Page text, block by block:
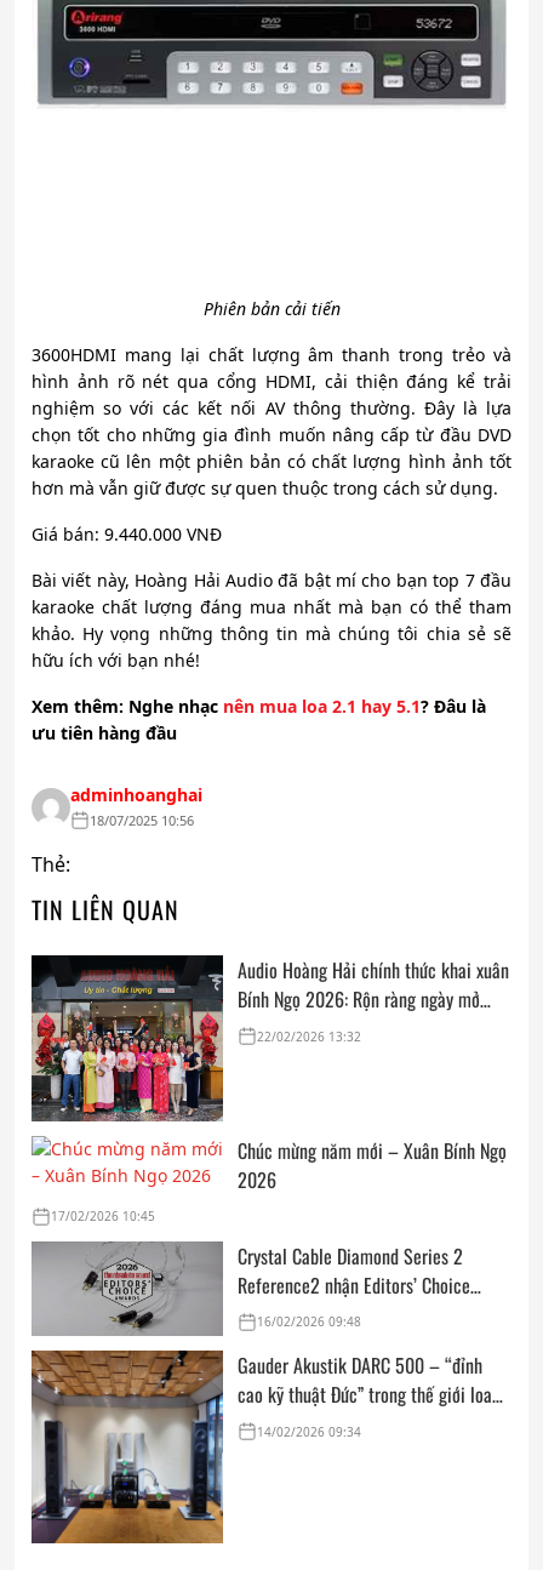
Phiên bản cải tiến
3600HDMI mang lại chất lượng âm thanh trong trẻo và
hình ảnh rõ nét qua cổng HDMI, cải thiện đáng kể trải
nghiệm so với các kết nối AV thông thường. Đây là lựa
chọn tốt cho những gia đình muốn nâng cấp từ đầu DVD
karaoke cũ lên một phiên bản có chất lượng hình ảnh tốt
hơn mà vẫn giữ được sự quen thuộc trong cách sử dụng.
Giá bán: 9.440.000 VNĐ
Bài viết này, Hoàng Hải Audio đã bật mí cho bạn top 7 đầu
karaoke chất lượng đáng mua nhất mà bạn có thể tham
khảo. Hy vọng những thông tin mà chúng tôi chia sẻ sẽ
hữu ích với bạn nhé!
Xem thêm: Nghe nhạc nên mua loa 2.1 hay 5.1? Đâu là
ưu tiên hàng đầu
adminhoanghai
18/07/2025 10:56
Thẻ:
TIN LIÊN QUAN
Audio Hoàng Hải chính thức khai xuân
Bính Ngọ 2026: Rộn ràng ngày mở
cửa, trọn vẹn lời chúc đầu năm
22/02/2026 13:32
Chúc mừng năm mới – Xuân Bính Ngọ
2026
17/02/2026 10:45
Crystal Cable Diamond Series 2
Reference2 nhận Editors’ Choice
Award: Dedicated Audio 2026 từ The
16/02/2026 09:48
Gauder Akustik DARC 500 – “đỉnh
cao kỹ thuật Đức” trong thế giới loa
hi-end tham chiếu
14/02/2026 09:34